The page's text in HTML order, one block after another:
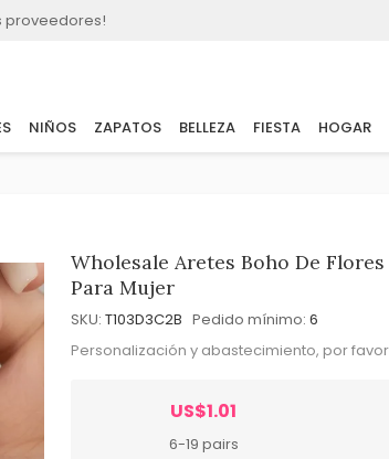
proveedores!
NIÑOS ZAPATOS BELLEZA FIESTA HOGAR
Wholesale Aretes Boho De
Para Mujer
SKU: T103D3C2B Pedido mínimo: 6
Personalización y abastecimiento, por favor
US$1.01
6-19 pairs